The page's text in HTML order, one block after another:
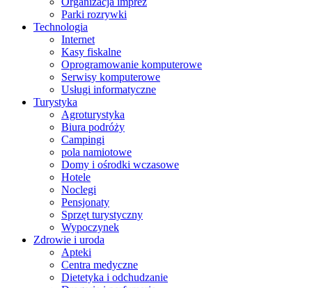
Parki rozrywki
Technologia
Internet
Kasy fiskalne
Oprogramowanie komputerowe
Serwisy komputerowe
Usługi informatyczne
Turystyka
Agroturystyka
Biura podróży
Campingi
pola namiotowe
Domy i ośrodki wczasowe
Hotele
Noclegi
Pensjonaty
Sprzęt turystyczny
Wypoczynek
Zdrowie i uroda
Apteki
Centra medyczne
Dietetyka i odchudzanie